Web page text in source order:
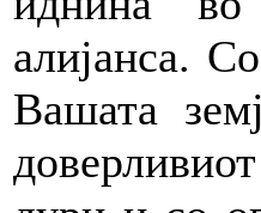
алијанса.
Вашата